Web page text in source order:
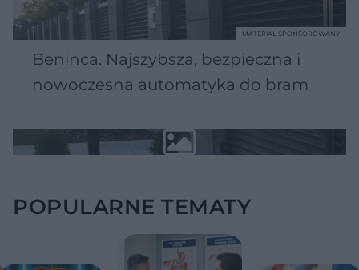
Beninca. Najszybsza, bezpieczna i
nowoczesna automatyka do bram
MATERIAŁ SPONSOROWANY
POPULARNE TEMATY